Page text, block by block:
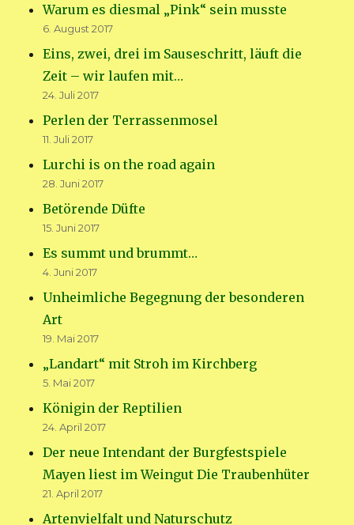
Warum es diesmal „Pink“ sein musste
6. August 2017
Eins, zwei, drei im Sauseschritt, läuft die
Zeit – wir laufen mit…
24. Juli 2017
Perlen der Terrassenmosel
11. Juli 2017
Lurchi is on the road again
28. Juni 2017
Betörende Düfte
15. Juni 2017
Es summt und brummt…
4. Juni 2017
Unheimliche Begegnung der besonderen
Art
19. Mai 2017
„Landart“ mit Stroh im Kirchberg
5. Mai 2017
Königin der Reptilien
24. April 2017
Der neue Intendant der Burgfestspiele
Mayen liest im Weingut Die Traubenhüter
21. April 2017
Artenvielfalt und Naturschutz